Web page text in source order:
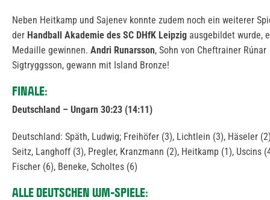
Neben Heitkamp und Sajenev konnte zudem noch ein weiterer
der Handball Akademie des SC DHfK Leipzig ausgebildet wurde,
Medaille gewinnen. Andri Runarsson, Sohn von Cheftrainer Rúnar
Sigtryggsson, gewann mit Island Bronze!
FINALE:
Deutschland – Ungarn 30:23 (14:11)
Deutschland: Späth, Ludwig; Freihöfer (3), Lichtlein (3), Häseler
Seitz, Langhoff (3), Pregler, Kranzmann (2), Heitkamp (1), Uscins
Fischer (6), Beneke, Scholtes (6)
ALLE DEUTSCHEN WM-SPIELE: